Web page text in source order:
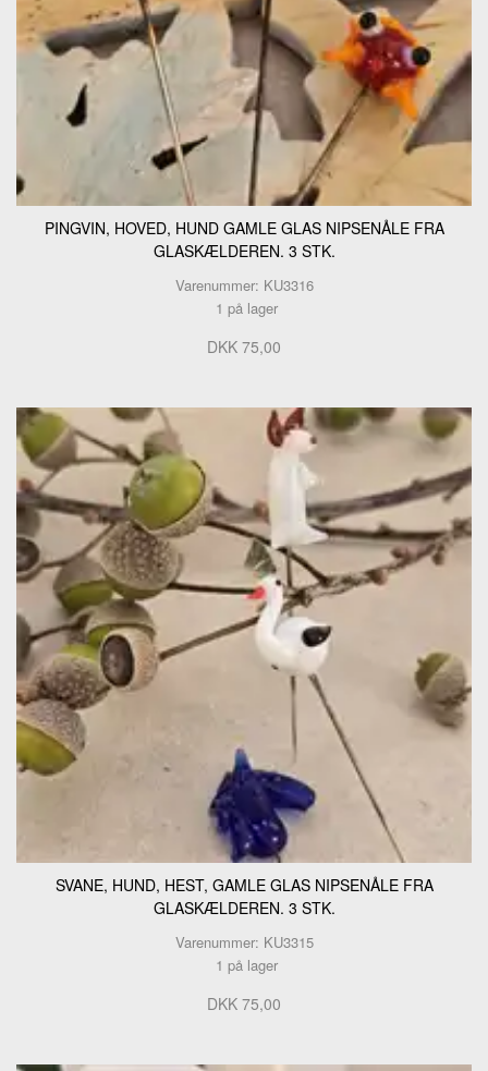
PINGVIN, HOVED, HUND GAMLE GLAS NIPSENÅLE FRA
GLASKÆLDEREN. 3 STK.
Varenummer: KU3316
1 på lager
DKK 75,00
SVANE, HUND, HEST, GAMLE GLAS NIPSENÅLE FRA
GLASKÆLDEREN. 3 STK.
Varenummer: KU3315
1 på lager
DKK 75,00